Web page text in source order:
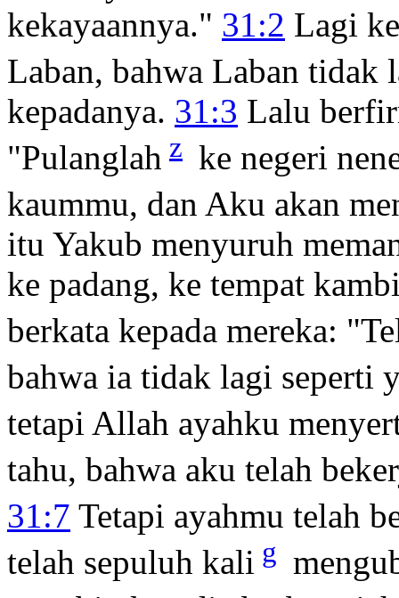
kekayaannya." 31:2 Lagi
Laban, bahwa Laban tidak
kepadanya. 31:3 Lalu
"Pulanglah z ke negeri
kaummu, dan Aku akan
itu Yakub menyuruh
ke padang, ke tempat
berkata kepada mereka:
bahwa ia tidak lagi seperti
tetapi Allah ayahku
tahu, bahwa aku telah
31:7 Tetapi ayahmu telah
telah sepuluh kali g